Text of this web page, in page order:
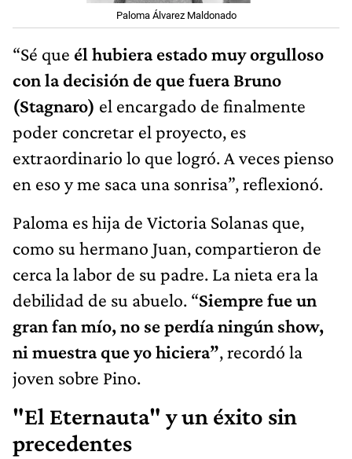
Paloma Álvarez Maldonado
“Sé que él hubiera estado muy orgulloso
con la decisión de que fuera Bruno
(Stagnaro) el encargado de finalmente
poder concretar el proyecto, es
extraordinario lo que logró. A veces pienso
en eso y me saca una sonrisa”, reflexionó.
Paloma es hija de Victoria Solanas que,
como su hermano Juan, compartieron de
cerca la labor de su padre. La nieta era la
debilidad de su abuelo. “Siempre fue un
gran fan mío, no se perdía ningún show,
ni muestra que yo hiciera”, recordó la
joven sobre Pino.
"El Eternauta" y un éxito sin
precedentes